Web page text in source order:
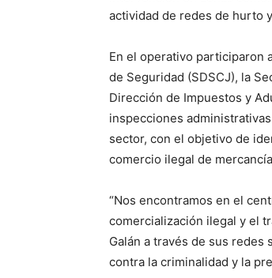
actividad de redes de hurto
En el operativo participaron
de Seguridad (SDSCJ), la
Dirección de Impuestos y
inspecciones
sector, con el objetivo de
comercio ilegal de
“Nos encontramos en el
comercialización ilegal y el
Galán a través de sus
contra la criminalidad y la